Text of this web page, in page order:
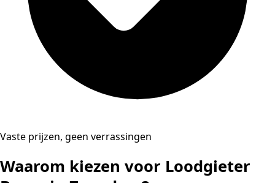
Vaste prijzen, geen verrassingen
Waarom kiezen voor Loodgieter